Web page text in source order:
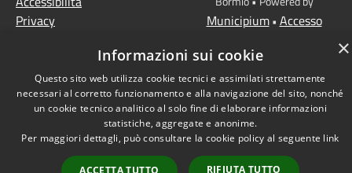
Privacy
Municipium• Accesso
×
Informazioni sui cookie
Questo sito web utilizza cookie tecnici e assimilati strettamente
necessari al corretto funzionamento e alla navigazione del sito, nonché
un cookie tecnico analitico al solo fine di elaborare informazioni
statistiche, aggregate e anonime.
Per maggiori dettagli, può consultare la cookie policy al seguente link
ACCETTA TUTTO RIFIUTA TUTTO